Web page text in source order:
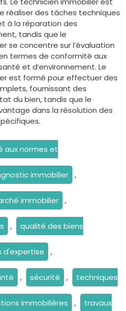
réaliser des tâches techniques
à la réparation des
tandis que le
se concentre sur l’évaluation
termes de conformité aux
et d’environnement. Le
est formé pour effectuer des
fournissant des
du bien, tandis que le
dans la résolution des
aux normes et
immobilier ,
immobilier ,
, qualité des biens
d'expertise ,
, sécurité , techniques
immobilières , travaux